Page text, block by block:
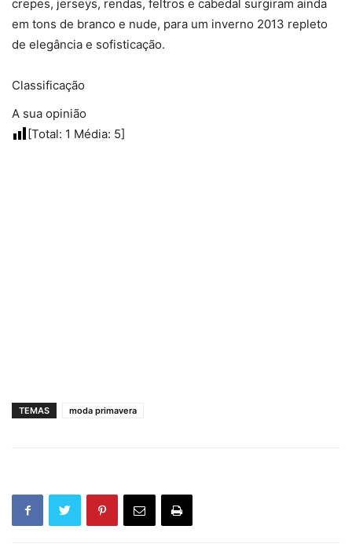
crepes, jerseys, rendas, feltros e cabedal surgiram ainda
em tons de branco e nude, para um inverno 2013 repleto
de elegância e sofisticação.
Classificação
A sua opinião
[Total: 1 Média: 5]
TEMAS moda primavera